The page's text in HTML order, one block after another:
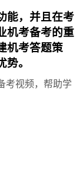
能，并且在考
机考备考的重
机考答题策
。
考视频，帮助学